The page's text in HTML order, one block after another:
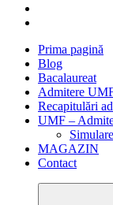
Prima pagină
Blog
Bacalaureat
Admitere
Recapitulări
UMF –
MAGAZIN
Contact